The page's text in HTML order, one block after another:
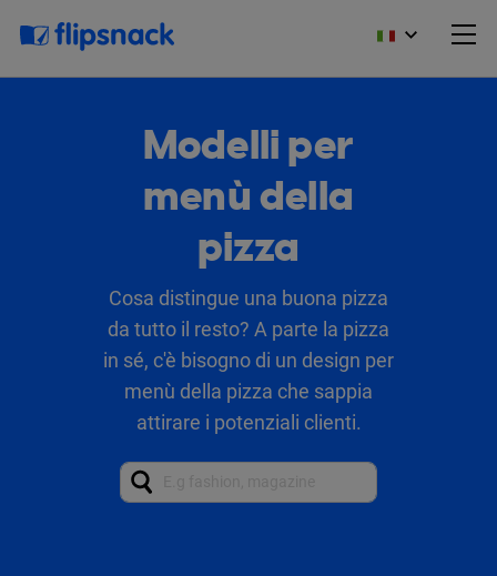
Modelli per
menù della
pizza
Cosa distingue una buona pizza
da tutto il resto? A parte la pizza
in sé, c'è bisogno di un design per
menù della pizza che sappia
attirare i potenziali clienti.